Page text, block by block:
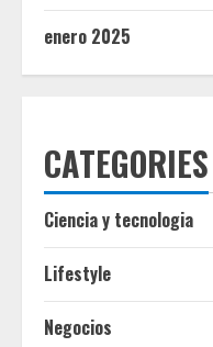
enero 2025
CATEGORIES
Ciencia y tecnologia
Lifestyle
Negocios